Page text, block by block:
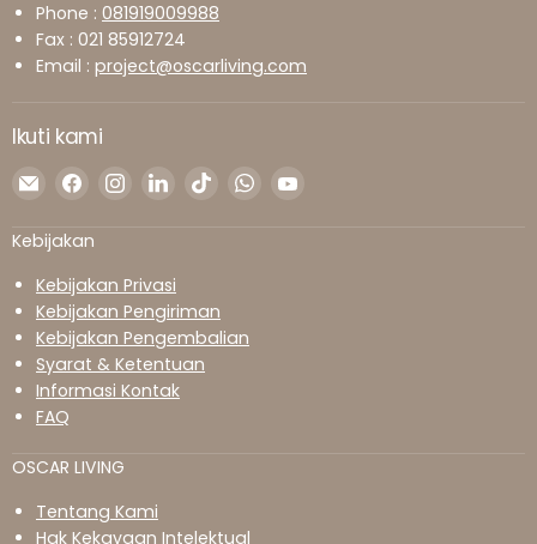
Phone : 081919009988
Fax : 021 85912724
Email : project@oscarliving.com
Ikuti kami
Temukan
di
Surel
TemukanTemukanTemukanTemukanTemukan
Kebijakan
Kebijakan Privasi
Kebijakan Pengiriman
Kebijakan Pengembalian
Syarat & Ketentuan
Informasi Kontak
FAQ
OSCAR LIVING
Tentang Kami
Hak Kekayaan Intelektual